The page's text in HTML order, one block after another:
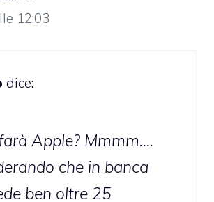
12:03
dice:
Apple? Mmmm….
che in banca
ben oltre 25